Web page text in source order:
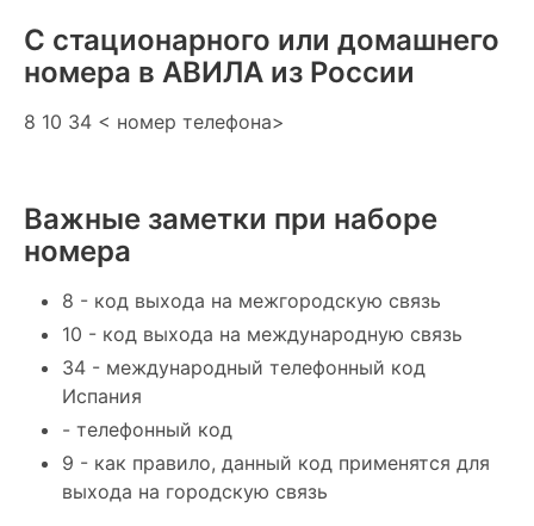
С стационарного или домашнего
номера в АВИЛА из России
8 10 34 < номер телефона>
Важные заметки при наборе
номера
8 - код выхода на межгородскую связь
10 - код выхода на международную связь
34 - международный телефонный код
Испания
- телефонный код
9 - как правило, данный код применятся для
выхода на городскую связь